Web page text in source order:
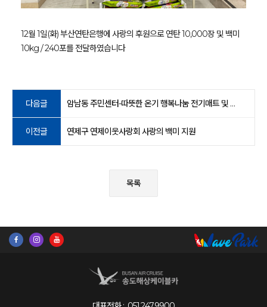
12월 1일(화) 부산연탄은행에 사랑의 후원으로 연탄 10,000장 및 백미
10kg / 240포를 전달하였습니다
다음글 암남동 주민센터-따뜻한 온기 행복나눔 전기매트 및 백미 기부
이전글 연제구 연제이웃사랑회 사랑의 백미 지원
목록